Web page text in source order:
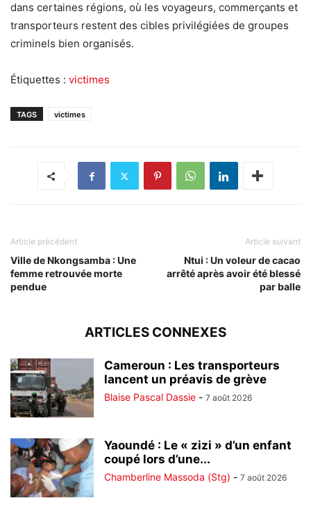
dans certaines régions, où les voyageurs, commerçants et
transporteurs restent des cibles privilégiées de groupes
criminels bien organisés.
Étiquettes : victimes
TAGS victimes
Article précédent
Ville de Nkongsamba : Une
femme retrouvée morte
pendue
Article suivant
Ntui : Un voleur de cacao
arrêté après avoir été blessé
par balle
ARTICLES CONNEXES
Cameroun : Les transporteurs
lancent un préavis de grève
Blaise Pascal Dassie - 7 août 2026
Yaoundé : Le « zizi » d’un enfant
coupé lors d’une...
Chamberline Massoda (Stg) - 7 août 2026